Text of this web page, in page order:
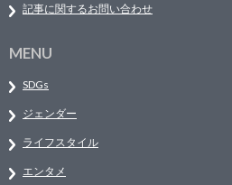
記事に関するお問い合わせ
MENU
SDGs
ジェンダー
ライフスタイル
エンタメ